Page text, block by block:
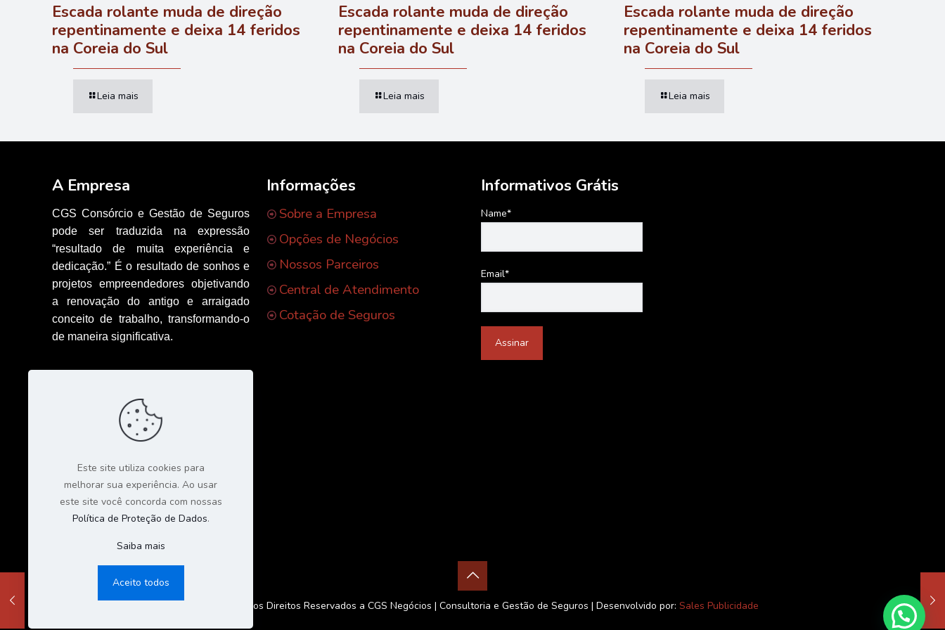
Escada rolante muda de direção
repentinamente e deixa 14 feridos
na Coreia do Sul
Leia mais
Escada rolante muda de direção
repentinamente e deixa 14 feridos
na Coreia do Sul
Leia mais
Escada rolante muda de direção
repentinamente e deixa 14 feridos
na Coreia do Sul
Leia mais
A Empresa
CGS Consórcio e Gestão de Seguros
pode ser traduzida na expressão
“resultado de muita experiência e
dedicação.” É o resultado de sonhos e
projetos empreendedores objetivando
a renovação do antigo e arraigado
conceito de trabalho, transformando-o
de maneira significativa.
Informações
Sobre a Empresa
Opções de Negócios
Nossos Parceiros
Central de Atendimento
Cotação de Seguros
Informativos Grátis
Name*
Email*
© 2023 Todos os Direitos Reservados a CGS Negócios | Consultoria e Gestão de Seguros | Desenvolvido por: Sales Publicidade
Este site utiliza cookies para
melhorar sua experiência. Ao usar
este site você concorda com nossas
Política de Proteção de Dados.
Saiba mais
Aceito todos